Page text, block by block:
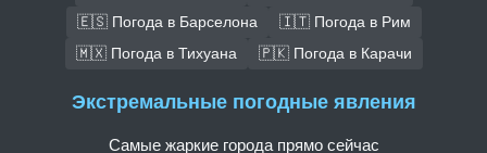
🇪🇸 Погода в Барселона
🇮🇹 Погода в Рим
🇲🇽 Погода в Тихуана
🇵🇰 Погода в Карачи
Экстремальные погодные явления
Самые жаркие города прямо сейчас